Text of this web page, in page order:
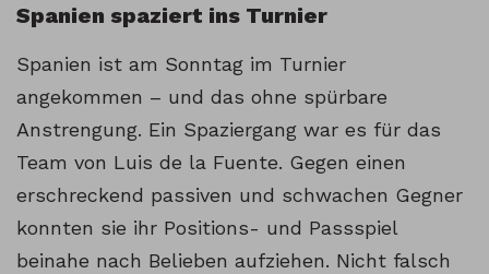
Spanien spaziert ins Turnier
Spanien ist am Sonntag im Turnier
angekommen – und das ohne spürbare
Anstrengung. Ein Spaziergang war es für das
Team von Luis de la Fuente. Gegen einen
erschreckend passiven und schwachen Gegner
konnten sie ihr Positions- und Passspiel
beinahe nach Belieben aufziehen. Nicht falsch